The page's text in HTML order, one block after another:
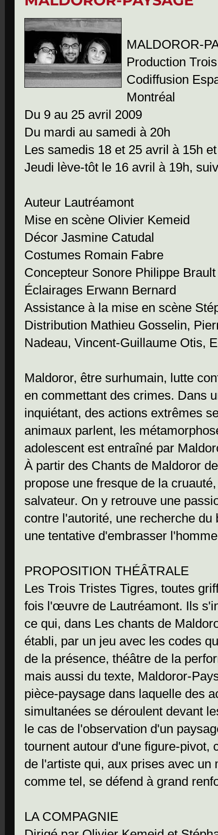
MALDOROR-
Production
Codiffusion
Montréal
Du 9 au 25 avril 2009
Du mardi au samedi à 20h
Les samedis 18 et 25 avril à 15h
Jeudi lève-tôt le 16 avril à 19h,
Auteur Lautréamont
Mise en scène Olivier Kemeid
Décor Jasmine Catudal
Costumes Romain Fabre
Concepteur Sonore Philippe Brault
Éclairages Erwann Bernard
Assistance à la mise en scène
Distribution Mathieu Gosselin,
Nadeau, Vincent-Guillaume Otis,
Maldoror, être surhumain, lutte
en commettant des crimes. Dans
inquiétant, des actions extrêmes
animaux parlent, les
adolescent est entraîné par
À partir des Chants de Maldoror
propose une fresque de la
salvateur. On y retrouve une
contre l'autorité, une recherche
une tentative d'embrasser
PROPOSITION THÉÂTRALE
Les Trois Tristes Tigres, toutes
fois l'œuvre de Lautréamont. Ils
ce qui, dans Les chants de
établi, par un jeu avec les codes
de la présence, théâtre de la
mais aussi du texte, Maldoror-
pièce-paysage dans laquelle des
simultanées se déroulent devant
le cas de l'observation d'un
tournent autour d'une figure-pivot,
de l'artiste qui, aux prises avec un
comme tel, se défend à grand
LA COMPAGNIE